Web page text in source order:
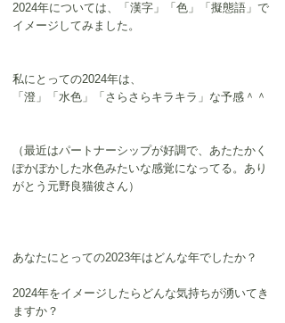
2024年については、「漢字」「色」「擬態語」で
イメージしてみました。
私にとっての2024年は、
「澄」「水色」「さらさらキラキラ」な予感＾＾
（最近はパートナーシップが好調で、あたたかく
ぽかぽかした水色みたいな感覚になってる。あり
がとう元野良猫彼さん）
あなたにとっての2023年はどんな年でしたか？
2024年をイメージしたらどんな気持ちが湧いてき
ますか？